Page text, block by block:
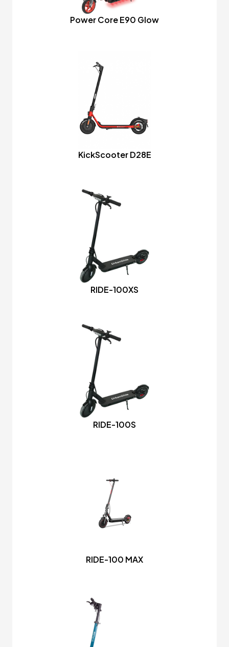
Power Core E90 Glow
KickScooter D28E
RIDE-100XS
RIDE-100S
RIDE-100 MAX